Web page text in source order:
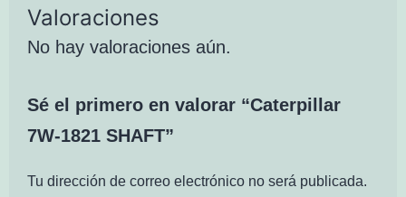
Valoraciones
No hay valoraciones aún.
Sé el primero en valorar “Caterpillar
7W-1821 SHAFT”
Tu dirección de correo electrónico no será publicada.